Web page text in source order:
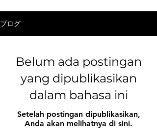
ブログ
Belum ada postingan
yang dipublikasikan
dalam bahasa ini
Setelah postingan dipublikasikan,
Anda akan melihatnya di sini.